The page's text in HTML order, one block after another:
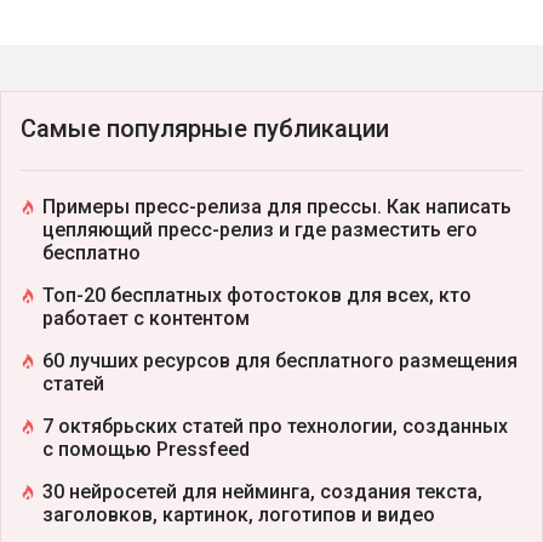
Самые популярные публикации
Примеры пресс-релиза для прессы. Как написать
цепляющий пресс-релиз и где разместить его
бесплатно
Топ-20 бесплатных фотостоков для всех, кто
работает с контентом
60 лучших ресурсов для бесплатного размещения
статей
7 октябрьских статей про технологии, созданных
с помощью Pressfeed
30 нейросетей для нейминга, создания текста,
заголовков, картинок, логотипов и видео